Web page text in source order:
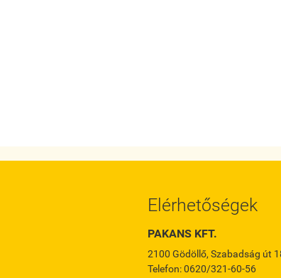
Elérhetőségek
PAKANS KFT.
2100 Gödöllő, Szabadság út
Telefon: 0620/321-60-56